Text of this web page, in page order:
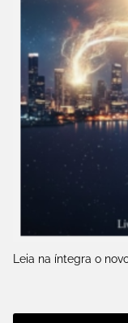
Leia na íntegra o